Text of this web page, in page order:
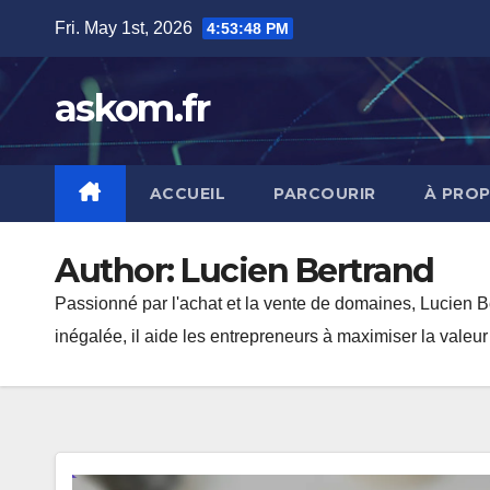
content
Fri. May 1st, 2026 4:53:48 PM
askom.fr
ACCUEIL PARCOURIR À
Author: Lucien Bertrand
Passionné par l'achat et la vente de domaines, Lucien
inégalée, il aide les entrepreneurs à maximiser la